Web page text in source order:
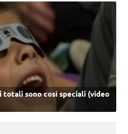
totali sono così speciali (video